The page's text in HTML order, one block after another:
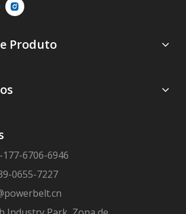
Produto
6706-6946
0655-7227